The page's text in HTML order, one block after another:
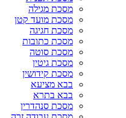
מסכת מגילה
מסכת מועד קטן
מסכת חגיגה
מסכת כתובות
מסכת סוטה
מסכת גיטין
מסכת קידושין
בבא מציעא
בבא בתרא
מסכת סנהדרין